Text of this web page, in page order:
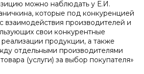
можно наблюдать у Е.И.
которые под конкуренцией
взаимодействия производителей и
свои конкурентные
продукции, а также
отдельными производителями
(услуги) за выбор покупателя»